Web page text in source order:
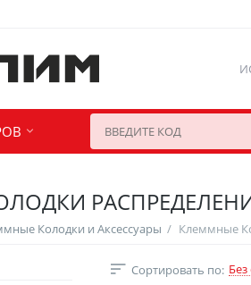
Колодки и Аксессуары / Клеммные
Сортировать по: